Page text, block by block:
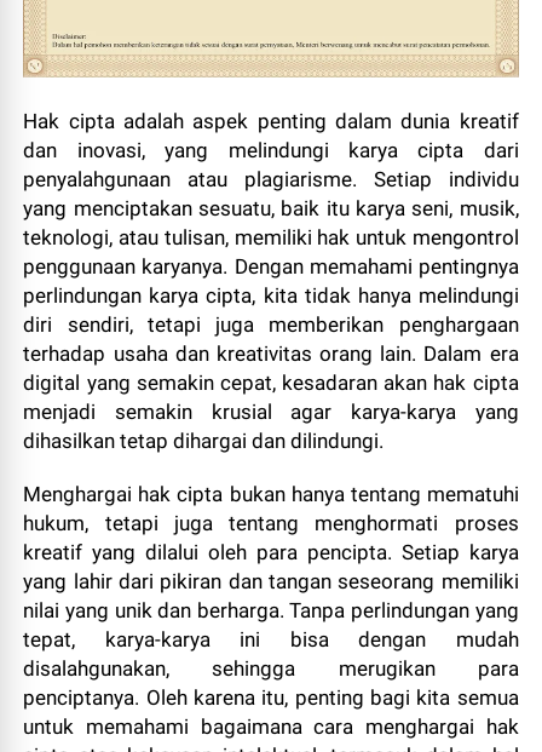
Hak cipta adalah aspek penting dalam dunia kreatif
dan inovasi, yang melindungi karya cipta dari
penyalahgunaan atau plagiarisme. Setiap individu
yang menciptakan sesuatu, baik itu karya seni, musik,
teknologi, atau tulisan, memiliki hak untuk mengontrol
penggunaan karyanya. Dengan memahami pentingnya
perlindungan karya cipta, kita tidak hanya melindungi
diri sendiri, tetapi juga memberikan penghargaan
terhadap usaha dan kreativitas orang lain. Dalam era
digital yang semakin cepat, kesadaran akan hak cipta
menjadi semakin krusial agar karya-karya yang
dihasilkan tetap dihargai dan dilindungi.
Menghargai hak cipta bukan hanya tentang mematuhi
hukum, tetapi juga tentang menghormati proses
kreatif yang dilalui oleh para pencipta. Setiap karya
yang lahir dari pikiran dan tangan seseorang memiliki
nilai yang unik dan berharga. Tanpa perlindungan yang
tepat, karya-karya ini bisa dengan mudah
disalahgunakan, sehingga merugikan para
penciptanya. Oleh karena itu, penting bagi kita semua
untuk memahami bagaimana cara menghargai hak